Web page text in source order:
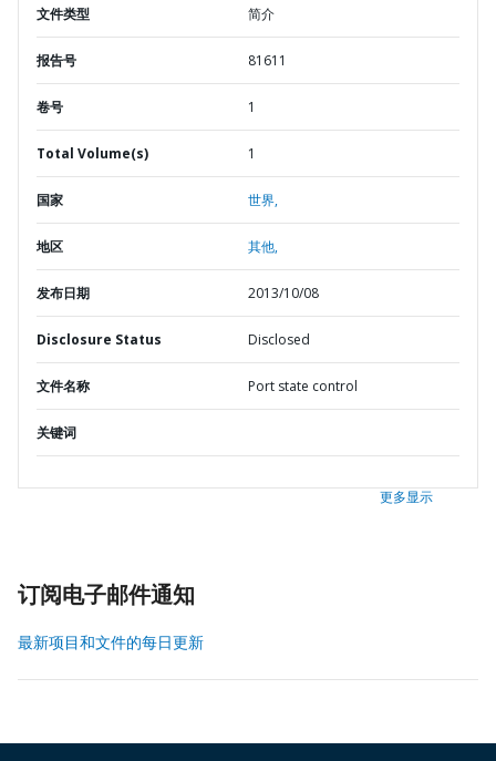
文件类型 简介
报告号 81611
卷号 1
Total Volume(s) 1
国家 世界,
地区 其他,
发布日期 2013/10/08
Disclosure Status Disclosed
文件名称 Port state control
关键词
更多显示
订阅电子邮件通知
最新项目和文件的每日更新